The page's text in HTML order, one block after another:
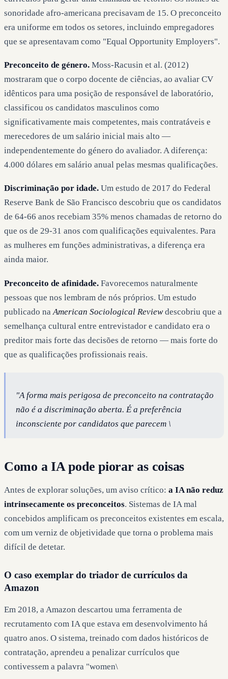
sonoridade afro-americana precisavam de 15. O preconceito
era uniforme em todos os setores, incluindo empregadores
que se apresentavam como "Equal Opportunity Employers".
Preconceito de género. Moss-Racusin et al. (2012)
mostraram que o corpo docente de ciências, ao avaliar CV
idênticos para uma posição de responsável de laboratório,
classificou os candidatos masculinos como
significativamente mais competentes, mais contratáveis e
merecedores de um salário inicial mais alto —
independentemente do género do avaliador. A diferença:
4.000 dólares em salário anual pelas mesmas qualificações.
Discriminação por idade. Um estudo de 2017 do Federal
Reserve Bank de São Francisco descobriu que os candidatos
de 64-66 anos recebiam 35% menos chamadas de retorno do
que os de 29-31 anos com qualificações equivalentes. Para
as mulheres em funções administrativas, a diferença era
ainda maior.
Preconceito de afinidade. Favorecemos naturalmente
pessoas que nos lembram de nós próprios. Um estudo
publicado na American Sociological Reviewdescobriu que a
semelhança cultural entre entrevistador e candidato era o
preditor mais forte das decisões de retorno — mais forte do
que as qualificações profissionais reais.
"A forma mais perigosa de preconceito na contratação
não é a discriminação aberta. É a preferência
inconsciente por candidatos que parecem \
Como a IA pode piorar as coisas
Antes de explorar soluções, um aviso crítico: a IA não reduz
intrinsecamente os preconceitos. Sistemas de IA mal
concebidos amplificam os preconceitos existentes em escala,
com um verniz de objetividade que torna o problema mais
difícil de detetar.
O caso exemplar do triador de currículos da
Amazon
Em 2018, a Amazon descartou uma ferramenta de
recrutamento com IA que estava em desenvolvimento há
quatro anos. O sistema, treinado com dados históricos de
contratação, aprendeu a penalizar currículos que
contivessem a palavra "women\